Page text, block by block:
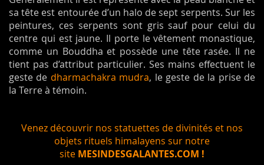
sa tête est entourée d’un halo de sept serpents. Sur les
peintures, ces serpents sont gris sauf pour celui du
centre qui est jaune. Il porte le vêtement monastique,
comme un Bouddha et possède une tête rasée. Il ne
tient pas d’attribut particulier. Ses mains effectuent le
geste de dharmachakra mudra, le geste de la prise de
la Terre à témoin.
Venez découvrir nos statuettes de divinités et nos
objets rituels himalayens sur notre
site MESINDESGALANTES.COM !